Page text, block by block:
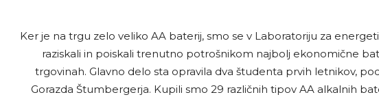
Ker je na trgu zelo veliko AA baterij, smo se v Laboratoriju za
raziskali in poiskali trenutno potrošnikom najbolj ekonomične
trgovinah. Glavno delo sta opravila dva študenta prvih letnikov,
Gorazda Štumbergerja. Kupili smo 29 različnih tipov AA alkalnih